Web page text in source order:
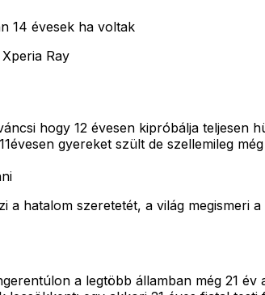
14 évesek ha voltak
Ray
hogy 12 évesen kipróbálja teljesen
gyereket szült de szellemileg
a hatalom szeretetét, a világ megismeri
a legtöbb államban még 21